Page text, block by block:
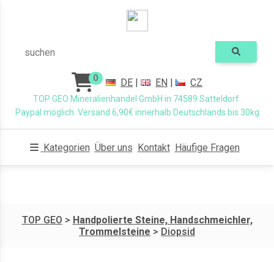
suchen
0 DE | EN | CZ
TOP GEO Mineralienhandel GmbH in 74589 Satteldorf.
Paypal möglich. Versand 6,90€ innerhalb Deutschlands bis 30kg
Kategorien Über uns Kontakt Häufige Fragen
TOP GEO > Handpolierte Steine, Handschmeichler,
Trommelsteine > Diopsid